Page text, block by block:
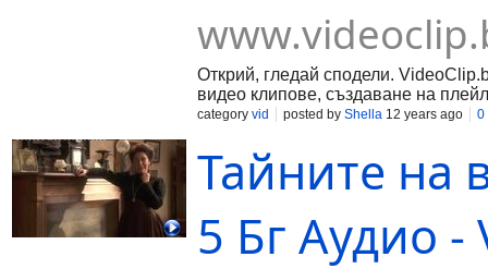
Открий, гледай сподели.
видео клипове, създаване на
category vid posted by Shella 12 years ago 0
Тайните на
5 Бг Аудио